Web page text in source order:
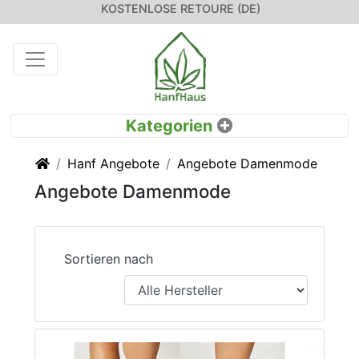
KOSTENLOSE RETOURE (DE)
Startseite
Hanf Angebote Angebote Damenmode
Angebote Damenmode
Sortieren nach